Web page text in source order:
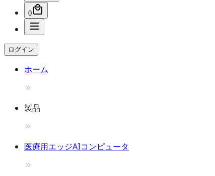
0
ログイン
ホーム
製品
医療用エッジAIコンピュータ